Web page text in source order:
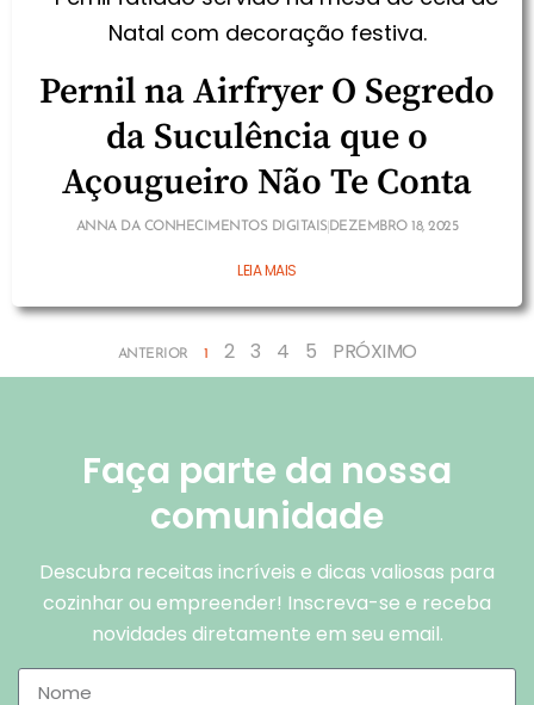
Pernil na Airfryer O Segredo
da Suculência que o
Açougueiro Não Te Conta
ANNA DA CONHECIMENTOS DIGITAISDEZEMBRO 18, 2025
LEIA MAIS
ANTERIOR 1 2 3 4 5 PRÓXIMO
Faça parte da nossa
comunidade
Descubra receitas incríveis e dicas valiosas para
cozinhar ou empreender! Inscreva-se e receba
novidades diretamente em seu email.